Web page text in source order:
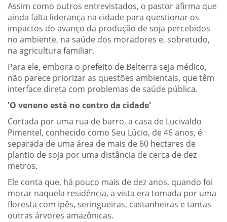
Assim como outros entrevistados, o pastor afirma que
ainda falta liderança na cidade para questionar os
impactos do avanço da produção de soja percebidos
no ambiente, na saúde dos moradores e, sobretudo,
na agricultura familiar.
Para ele, embora o prefeito de Belterra seja médico,
não parece priorizar as questões ambientais, que têm
interface direta com problemas de saúde pública.
'O veneno está no centro da cidade'
Cortada por uma rua de barro, a casa de Lucivaldo
Pimentel, conhecido como Seu Lúcio, de 46 anos, é
separada de uma área de mais de 60 hectares de
plantio de soja por uma distância de cerca de dez
metros.
Ele conta que, há pouco mais de dez anos, quando foi
morar naquela residência, a vista era tomada por uma
floresta com ipês, seringueiras, castanheiras e tantas
outras árvores amazônicas.